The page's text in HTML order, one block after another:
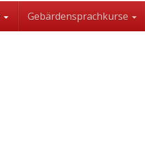
Gebärdensprachkurse